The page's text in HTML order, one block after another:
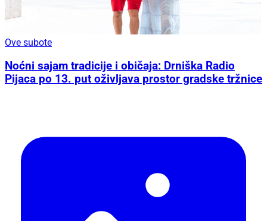
Ove subote
Noćni sajam tradicije i običaja: Drniška Radio
Pijaca po 13. put oživljava prostor gradske tržnice